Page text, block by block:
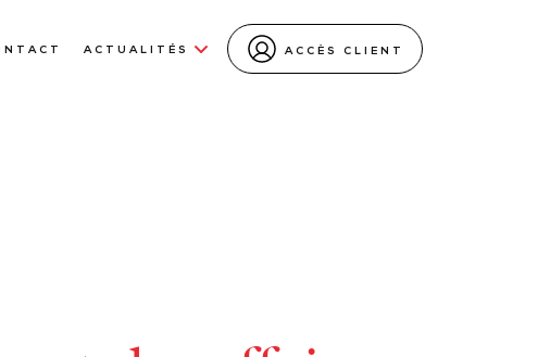
ACTUALITÉS ACCÈS CLIENT